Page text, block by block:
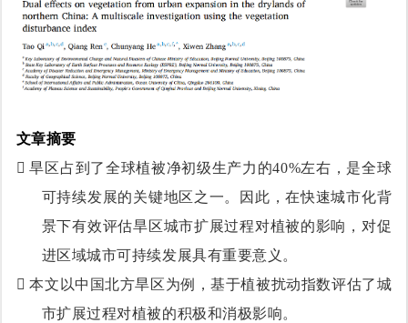
文章摘要
 旱区占到了全球植被净初级生产力的40%左右，是全球
可持续发展的关键地区之一。因此，在快速城市化背
景下有效评估旱区城市扩展过程对植被的影响，对促
进区域城市可持续发展具有重要意义。
 本文以中国北方旱区为例，基于植被扰动指数评估了城
市扩展过程对植被的积极和消极影响。